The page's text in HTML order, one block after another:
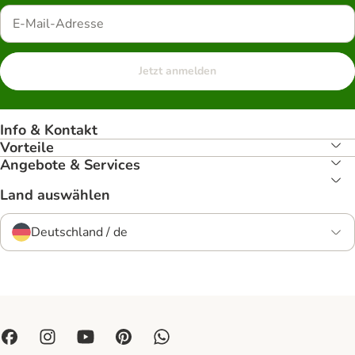
Jetzt anmelden
Info & Kontakt
Vorteile
Angebote & Services
Land auswählen
Deutschland / de